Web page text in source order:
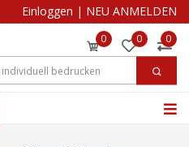
Einloggen | NEU ANMELDEN
0 0 0